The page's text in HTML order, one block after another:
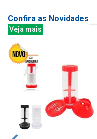
Confira as Novidades
Veja mais